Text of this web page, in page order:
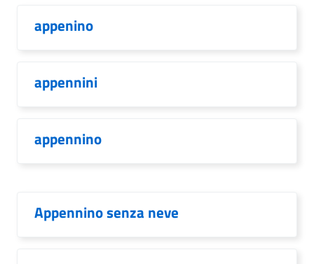
appenino
appennini
appennino
Appennino senza neve